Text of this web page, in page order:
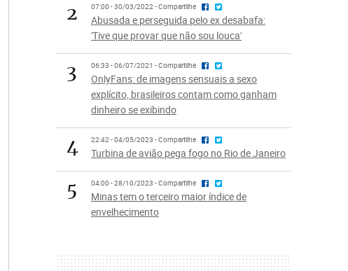
2 07:00 - 30/03/2022 - Compartilhe
Abusada e perseguida pelo ex desabafa:
'Tive que provar que não sou louca'
3 06:33 - 06/07/2021 - Compartilhe
OnlyFans: de imagens sensuais a sexo
explícito, brasileiros contam como ganham
dinheiro se exibindo
4 22:42 - 04/05/2023 - Compartilhe
Turbina de avião pega fogo no Rio de Janeiro
5 04:00 - 28/10/2023 - Compartilhe
Minas tem o terceiro maior índice de
envelhecimento